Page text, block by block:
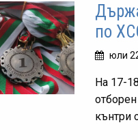
по
юли
На 17-
кънтри